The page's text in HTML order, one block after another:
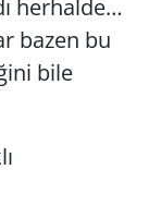
herhalde…
bazen bu
bile